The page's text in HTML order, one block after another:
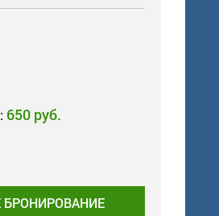
650 руб.
БРОНИРОВАНИЕ